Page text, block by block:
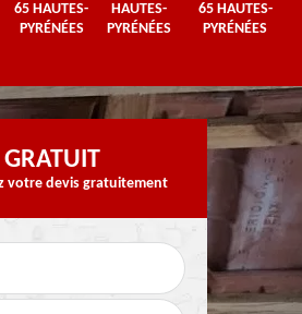
65 HAUTES-
PYRÉNÉES
HAUTES-
PYRÉNÉES
65 HAUTES-
PYRÉNÉES
Urgence fuite de
toiture 65 Hautes-
Pyrénées
GRATUIT
votre devis gratuitement